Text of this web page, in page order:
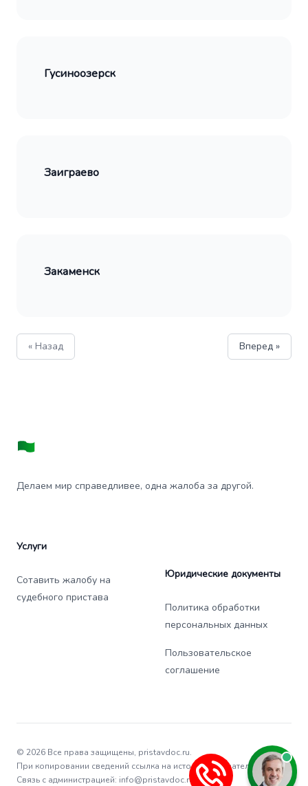
Гусиноозерск
Заиграево
Закаменск
« Назад Вперед »
Делаем мир справедливее, одна жалоба за другой.
Услуги
Сотавить жалобу на
судебного пристава
Юридические документы
Политика обработки
персональных данных
Пользовательское
соглашение
© 2026 Все права защищены, pristavdoc.ru.
При копировании сведений ссылка на источник обязательна.
Связь с администрацией: info@pristavdoc.ru.